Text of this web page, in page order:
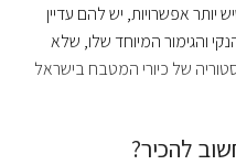
יותר אפשרויות, יש להם עדיין
והגימור המיוחד שלו, שלא
של כיורי המטבח בישראל
להכיר?